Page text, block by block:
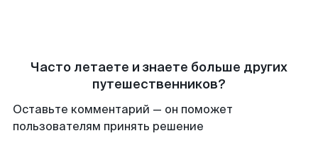
Часто летаете и знаете больше других
путешественников?
Оставьте комментарий — он поможет
пользователям принять решение